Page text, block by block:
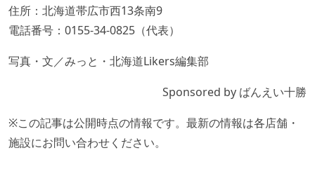
住所：北海道帯広市西13条南9
電話番号：0155-34-0825（代表）
写真・文／みっと・北海道Likers編集部
Sponsored by ばんえい十勝
※この記事は公開時点の情報です。最新の情報は各店舗・
施設にお問い合わせください。